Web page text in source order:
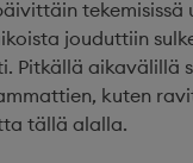
tekemisissä
jouduttiin
Pitkällä aikavälillä
kuten
tällä alalla.